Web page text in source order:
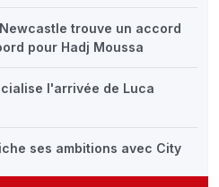
trouve un accord
pour Hadj Moussa
l'arrivée de Luca
ses ambitions avec City